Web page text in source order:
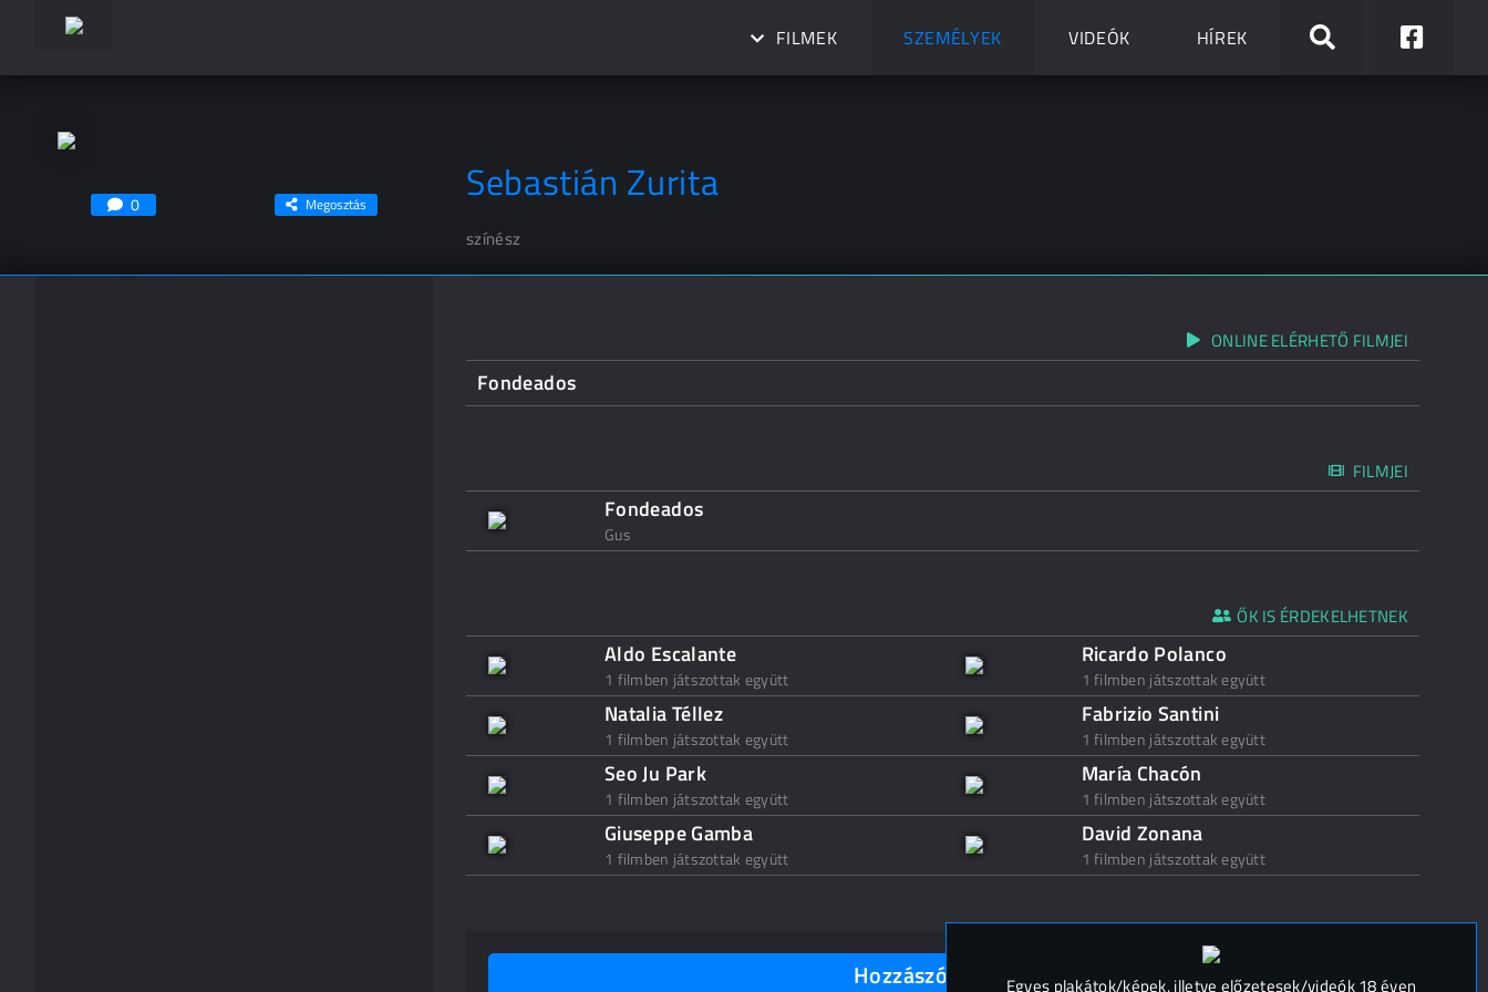
FILMEK SZEMÉLYEK VIDEÓK HÍREK
Sebastián Zurita
színész
0 Megosztás
ONLINE ELÉRHETŐ FILMJEI
Fondeados
FILMJEI
Fondeados
Gus
ŐK IS ÉRDEKELHETNEK
Aldo Escalante
1 filmben játszottak együtt
Ricardo Polanco
1 filmben játszottak együtt
Natalia Téllez
1 filmben játszottak együtt
Fabrizio Santini
1 filmben játszottak együtt
Seo Ju Park
1 filmben játszottak együtt
María Chacón
1 filmben játszottak együtt
Giuseppe Gamba
1 filmben játszottak együtt
David Zonana
1 filmben játszottak együtt
Hozzászólások (0)
Egyes plakátok/képek, illetve előzetesek/videók 18 éven